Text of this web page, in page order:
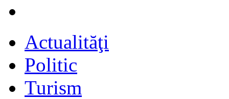
Actualităţi
Politic
Turism